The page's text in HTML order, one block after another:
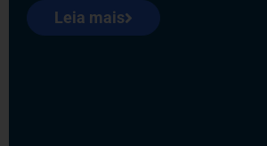
Leia mais